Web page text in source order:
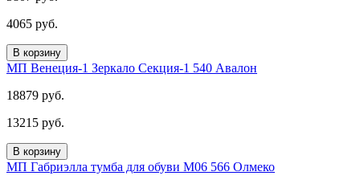
4065 руб.
В корзину
МП Венеция-1 Зеркало Секция-1 540 Авалон
18879 руб.
13215 руб.
В корзину
МП Габриэлла тумба для обуви М06 566 Олмеко